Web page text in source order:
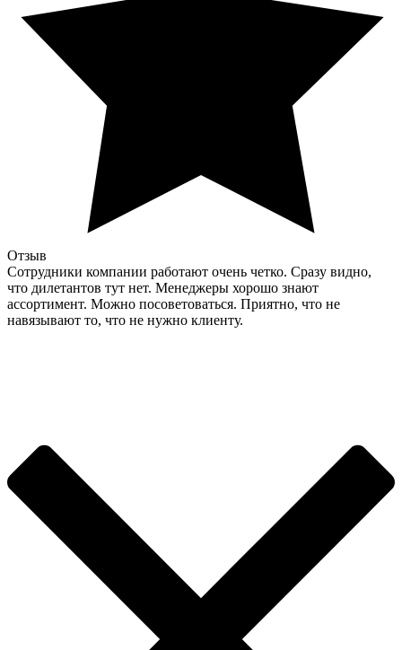
Отзыв
Сотрудники компании работают очень четко. Сразу видно,
что дилетантов тут нет. Менеджеры хорошо знают
ассортимент. Можно посоветоваться. Приятно, что не
навязывают то, что не нужно клиенту.